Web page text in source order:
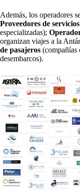
Además, los operadores
Proveedores de servicios
especializadas);
organizan viajes a la
de pasajeros (compañías
desembarcos).